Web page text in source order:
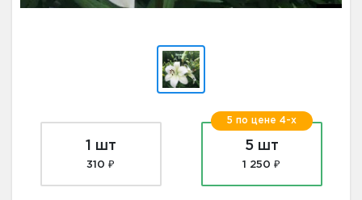
1 шт
310 ₽
5 по цене 4-х
5 шт
1 250 ₽